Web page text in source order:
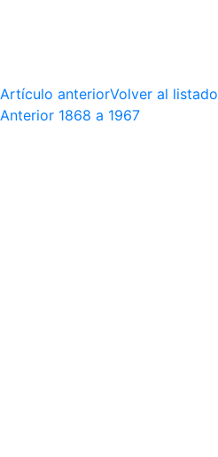
Artículo anteriorVolver al listado
Anterior 1868 a 1967